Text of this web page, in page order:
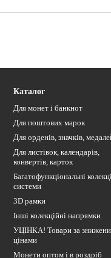
Каталог
Для монет і банкнот
Для поштових марок
Для орденів, значків,
Для листівок, календарів,
конвертів, карток
Багатофункціональні
системи
3D рамки
Інші колекційні напрямки
УЦІНКА! Товари за
цінами
Монети оптом і в роздріб